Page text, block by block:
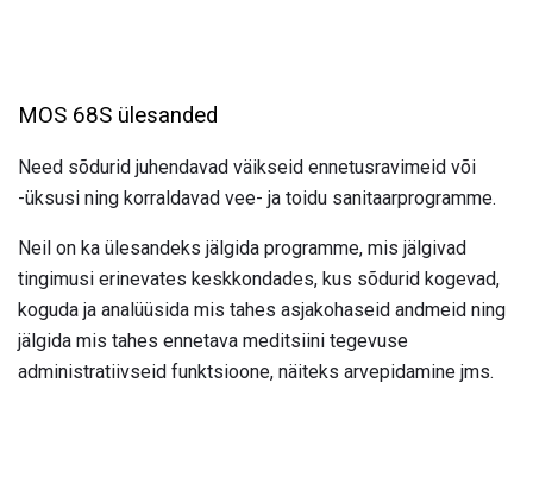
MOS 68S ülesanded
Need sõdurid juhendavad väikseid ennetusravimeid või
-üksusi ning korraldavad vee- ja toidu sanitaarprogramme.
Neil on ka ülesandeks jälgida programme, mis jälgivad
tingimusi erinevates keskkondades, kus sõdurid kogevad,
koguda ja analüüsida mis tahes asjakohaseid andmeid ning
jälgida mis tahes ennetava meditsiini tegevuse
administratiivseid funktsioone, näiteks arvepidamine jms.